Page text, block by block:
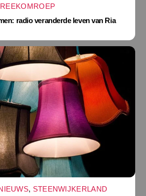
radio veranderde leven van Ria
, STEENWIJKERLAND